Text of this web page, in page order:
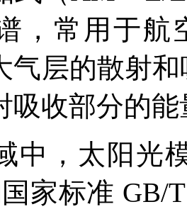
，常用于航
气层的散射
吸收部分的
中，太阳光
家标准 GB/